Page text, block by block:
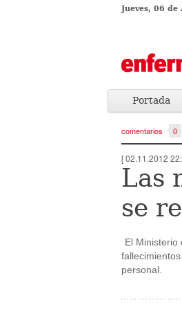
Jueves, 06
Portada
comentarios 0
[ 02.11.2012
Las
se
El Ministerio
personal.